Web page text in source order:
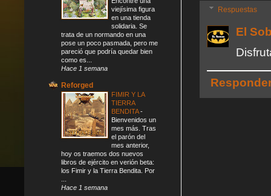
Respuestas
El
viejísima figura
en una tienda
solidaria. Se
trata de un normando en una
pose un poco pasmada, pero me
pareció que podría quedar bien
como es...
Hace 1 semana
Reforged
FIMIR Y LA
TIERRA
BENDITA-
Bienvenidos un
mes más. Tras
el parón del
mes anterior,
hoy os traemos dos nuevos
libros de ejército en verión beta:
los Fimir y la Tierra Bendita. Por
Hace 1 semana